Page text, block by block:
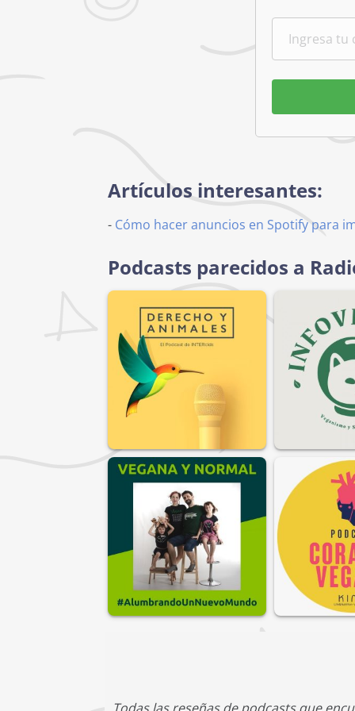
Artículos interesantes:
- Cómo hacer anuncios en Spotify para
Podcasts parecidos a